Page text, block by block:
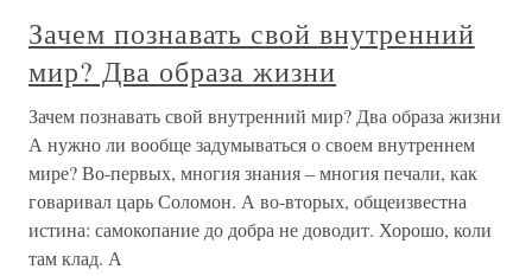
Зачем познавать свой внутренний
мир? Два образа жизни
Зачем познавать свой внутренний мир? Два образа жизни
А нужно ли вообще задумываться о своем внутреннем
мире? Во-первых, многия знания – многия печали, как
говаривал царь Соломон. А во-вторых, общеизвестна
истина: самокопание до добра не доводит. Хорошо, коли
там клад. А